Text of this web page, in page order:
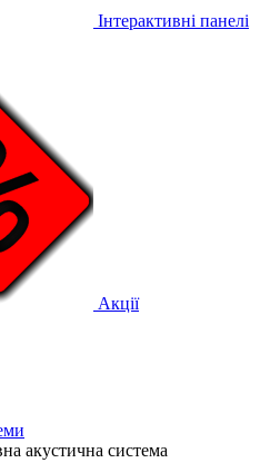
Інтерактивні панелі
Акції
акустична система